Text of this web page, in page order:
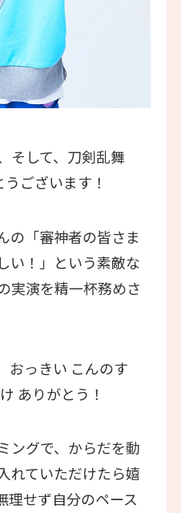
そして、刀剣乱舞
ございます！
の「審神者の皆さま
い！」という素敵な
実演を精一杯務めさ
おっきい こんのす
ありがとう！
ングで、からだを動
れていただけたら嬉
理せず自分のペース